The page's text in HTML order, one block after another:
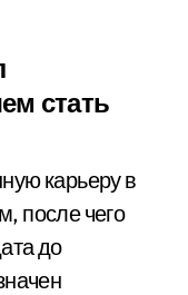
стать
карьеру в
после чего
до